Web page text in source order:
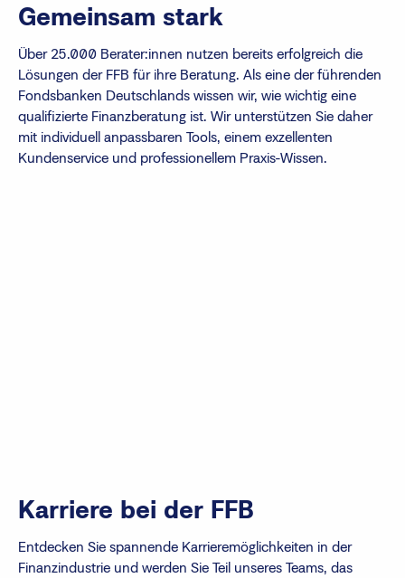
Gemeinsam stark
Über 25.000 Berater:innen nutzen bereits erfolgreich die
Lösungen der FFB für ihre Beratung. Als eine der führenden
Fondsbanken Deutschlands wissen wir, wie wichtig eine
qualifizierte Finanzberatung ist. Wir unterstützen Sie daher
mit individuell anpassbaren Tools, einem exzellenten
Kundenservice und professionellem Praxis-Wissen.
Karriere bei der FFB
Entdecken Sie spannende Karrieremöglichkeiten in der
Finanzindustrie und werden Sie Teil unseres Teams, das